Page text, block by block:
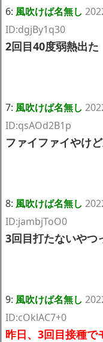
6: 風吹けば名無し
ID:dgjBy1q30
2回目40度弱熱出た
7: 風吹けば名無し
ID:qsAOd2B1p
ファイファイやけ
8: 風吹けば名無し
ID:jambjToO0
3回目打たないやつ
9: 風吹けば名無し
ID:cOklAC7+0
昨日、3回目接種で